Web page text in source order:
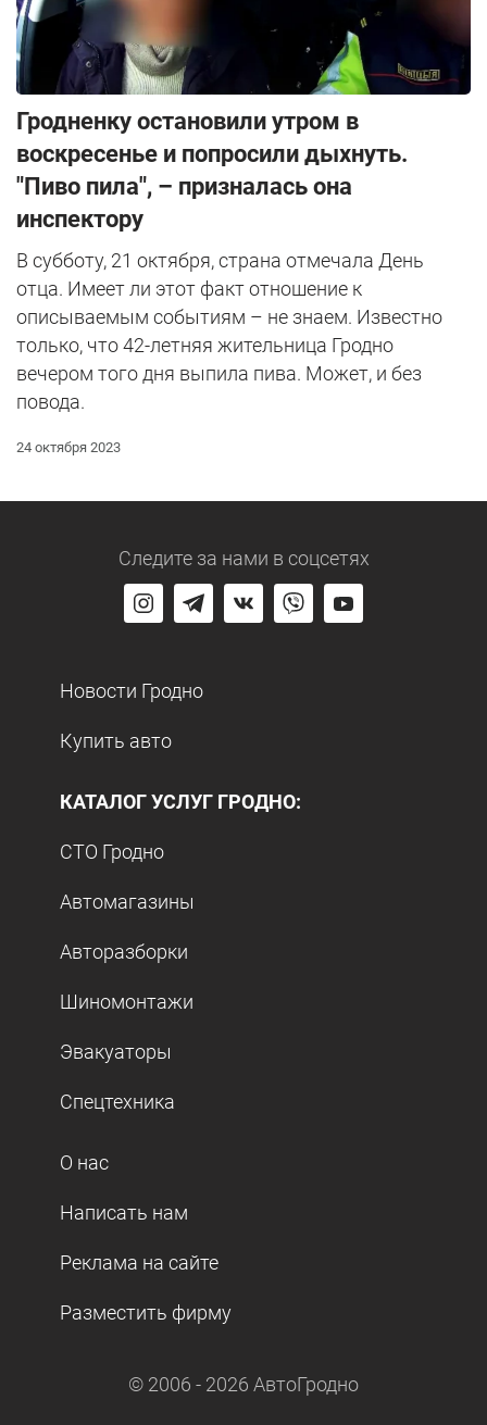
Гродненку остановили утром в
воскресенье и попросили дыхнуть.
"Пиво пила", – призналась она
инспектору
В субботу, 21 октября, страна отмечала День
отца. Имеет ли этот факт отношение к
описываемым событиям – не знаем. Известно
только, что 42-летняя жительница Гродно
вечером того дня выпила пива. Может, и без
повода.
24 октября 2023
Следите за нами в соцсетях
Новости Гродно
Купить авто
КАТАЛОГ УСЛУГ ГРОДНО:
СТО Гродно
Автомагазины
Авторазборки
Шиномонтажи
Эвакуаторы
Спецтехника
О нас
Написать нам
Реклама на сайте
Разместить фирму
© 2006 - 2026 АвтоГродно